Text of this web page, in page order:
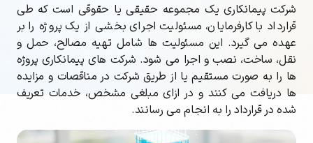
شرکت پیمانکاری یک مجموعه حقیقی یا حقوقی است که طی
قرارداد با کارفرمایان، مسئولیت اجرای بخشی از یک پروژه را بر
عهده می گیرد. این مسئولیت ها شامل تهیه مصالح، حمل و
نقل، ساخت، نصب و اجرا می شود. شرکت های پیمانکاری پروژه
ها را به صورت مستقیم یا از طریق شرکت در مناقصات و مزایده
ها دریافت می کنند و در ازای مبلغی مشخص، خدمات تعریف
شده در قرارداد را به انجام می رسانند.